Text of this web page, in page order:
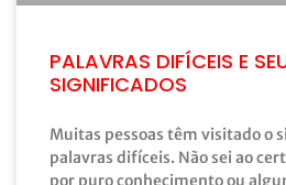
PALAVRAS DIFÍCEIS E
SIGNIFICADOS
Muitas pessoas têm visitado o
palavras difíceis. Não sei ao
por puro conhecimento ou